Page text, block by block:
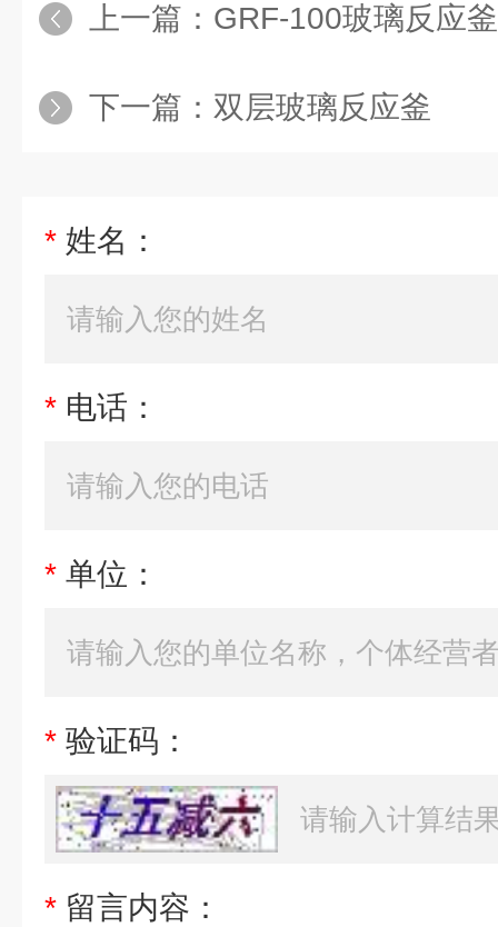
上一篇： GRF-100玻璃反应釜
下一篇： 双层玻璃反应釜
* 姓名：
* 电话：
* 单位：
* 验证码：
* 留言内容：